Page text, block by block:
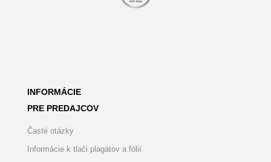
INFORMÁCIE
PRE PREDAJCOV
Časté otázky
Informácie k tlači plagátov a fólií